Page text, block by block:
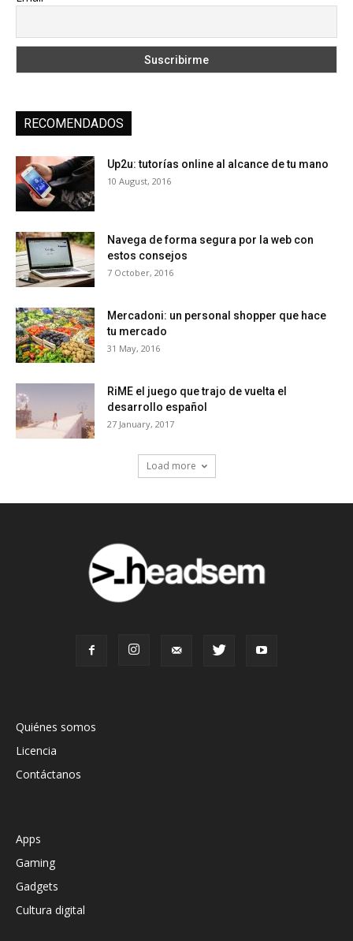
RECOMENDADOS
Up2u: tutorías online al alcance de tu mano
10 August, 2016
Navega de forma segura por la web con
estos consejos
7 October, 2016
Mercadoni: un personal shopper que hace
tu mercado
31 May, 2016
RiME el juego que trajo de vuelta el
desarrollo español
27 January, 2017
Load more
Quiénes somos
Licencia
Contáctanos
Apps
Gaming
Gadgets
Cultura digital